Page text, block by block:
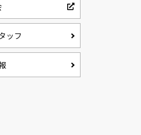
ッフ